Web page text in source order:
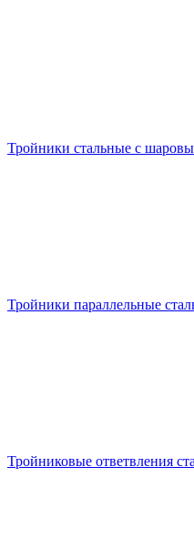
Тройники стальные с
Тройники параллельные
Тройниковые ответвления